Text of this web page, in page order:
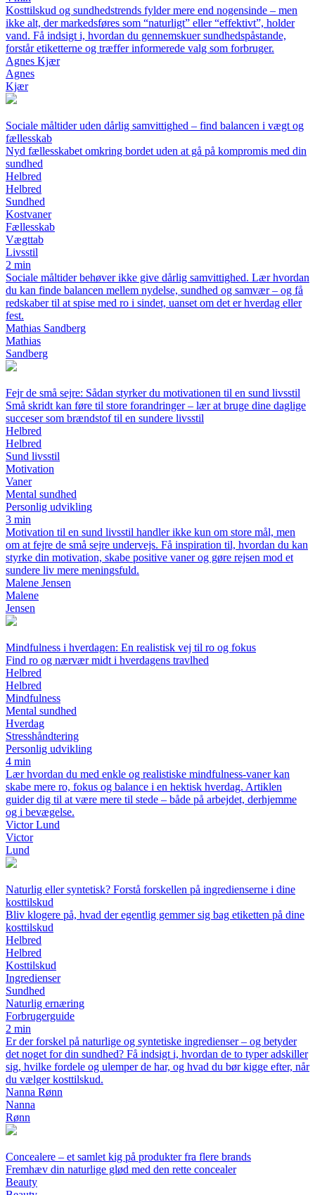
Kosttilskud og sundhedstrends fylder mere end nogensinde – men
ikke alt, der markedsføres som “naturligt” eller “effektivt”, holder
vand. Få indsigt i, hvordan du gennemskuer sundhedspåstande,
forstår etiketterne og træffer informerede valg som forbruger.
Agnes Kjær
Agnes
Kjær
Sociale måltider uden dårlig samvittighed – find balancen i vægt og
fællesskab
Nyd fællesskabet omkring bordet uden at gå på kompromis med din
sundhed
Helbred
Helbred
Sundhed
Kostvaner
Fællesskab
Vægttab
Livsstil
2 min
Sociale måltider behøver ikke give dårlig samvittighed. Lær hvordan
du kan finde balancen mellem nydelse, sundhed og samvær – og få
redskaber til at spise med ro i sindet, uanset om det er hverdag eller
fest.
Mathias Sandberg
Mathias
Sandberg
Fejr de små sejre: Sådan styrker du motivationen til en sund livsstil
Små skridt kan føre til store forandringer – lær at bruge dine daglige
succeser som brændstof til en sundere livsstil
Helbred
Helbred
Sund livsstil
Motivation
Vaner
Mental sundhed
Personlig udvikling
3 min
Motivation til en sund livsstil handler ikke kun om store mål, men
om at fejre de små sejre undervejs. Få inspiration til, hvordan du kan
styrke din motivation, skabe positive vaner og gøre rejsen mod et
sundere liv mere meningsfuld.
Malene Jensen
Malene
Jensen
Mindfulness i hverdagen: En realistisk vej til ro og fokus
Find ro og nærvær midt i hverdagens travlhed
Helbred
Helbred
Mindfulness
Mental sundhed
Hverdag
Stresshåndtering
Personlig udvikling
4 min
Lær hvordan du med enkle og realistiske mindfulness-vaner kan
skabe mere ro, fokus og balance i en hektisk hverdag. Artiklen
guider dig til at være mere til stede – både på arbejdet, derhjemme
og i bevægelse.
Victor Lund
Victor
Lund
Naturlig eller syntetisk? Forstå forskellen på ingredienserne i dine
kosttilskud
Bliv klogere på, hvad der egentlig gemmer sig bag etiketten på dine
kosttilskud
Helbred
Helbred
Kosttilskud
Ingredienser
Sundhed
Naturlig ernæring
Forbrugerguide
2 min
Er der forskel på naturlige og syntetiske ingredienser – og betyder
det noget for din sundhed? Få indsigt i, hvordan de to typer adskiller
sig, hvilke fordele og ulemper de har, og hvad du bør kigge efter, når
du vælger kosttilskud.
Nanna Rønn
Nanna
Rønn
Concealere – et samlet kig på produkter fra flere brands
Fremhæv din naturlige glød med den rette concealer
Beauty